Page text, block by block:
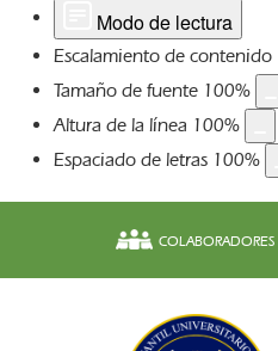
Modo de lectura
Escalamiento de contenido
Tamaño de fuente 100%
Altura de la línea 100%
Espaciado de letras 100%
COLABORADORES